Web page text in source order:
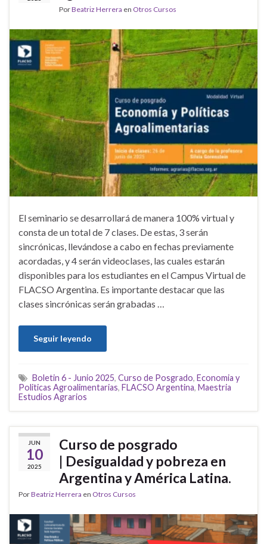
PorBeatriz Herrera en Otros Cursos
El seminario se desarrollará de manera 100% virtual y
consta de un total de 7 clases. De estas, 3 serán
sincrónicas, llevándose a cabo en fechas previamente
acordadas, y 4 serán videoclases, las cuales estarán
disponibles para los estudiantes en el Campus Virtual de
FLACSO Argentina. Es importante destacar que las
clases sincrónicas serán grabadas …
Seguir leyendo
Boletin 6 - Junio 2025, Curso de Posgrado, Economia y
Politicas Agroalimentarias, FLACSO Argentina, Maestria
Estudios Agrarios
JUN
10
2025
Curso de posgrado
| Desigualdad y pobreza en
Argentina y América Latina.
PorBeatriz Herrera en Otros Cursos